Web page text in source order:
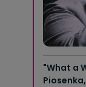
"What a